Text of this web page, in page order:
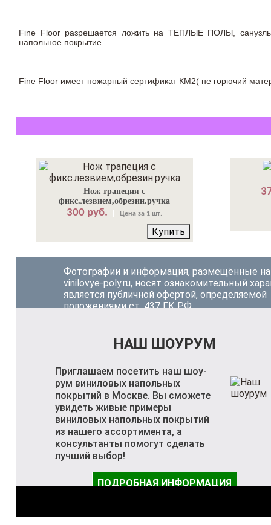
Fine Floor разрешается ложить на ТЕПЛЫЕ ПОЛЫ,
напольное покрытие.
Fine Floor имеет пожарный сертификат КМ2( не горючий
Нож трапеция с
фикс.лезвием,обрезин.ручка
300 руб. Цена за 1 шт.
Купить
Фотографии и информация, размещённые на
vinilovye-poly.ru, носят ознакомительный
является публичной офертой, определяемой
положениями ст. 437 ГК РФ.
НАШ ШОУРУМ
Приглашаем посетить наш шоу-
рум виниловых напольных
покрытий в Москве. Вы сможете
увидеть живые примеры
виниловых напольных покрытий
из нашего ассортимента, а
консультанты помогут сделать
лучший выбор!
ПОДРОБНАЯ ИНФОРМАЦИЯ